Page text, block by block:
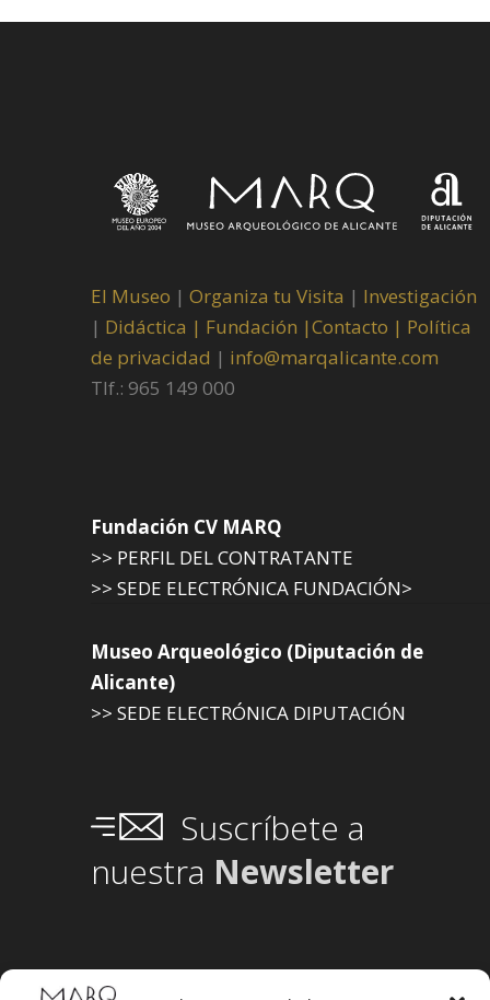
El Museo | Organiza tu Visita | Investigación
| Didáctica | Fundación |Contacto | Política
de privacidad | info@marqalicante.com
Tlf.: 965 149 000
Fundación CV MARQ
>> PERFIL DEL CONTRATANTE
>> SEDE ELECTRÓNICA FUNDACIÓN>
Museo Arqueológico (Diputación de
Alicante)
>> SEDE ELECTRÓNICA DIPUTACIÓN
Suscríbete a
nuestra Newsletter